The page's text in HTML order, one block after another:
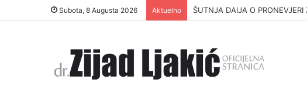
Subota, 8 Augusta 2026 Aktuelno ŠUTNJA DAIJA O PRONEVJERI